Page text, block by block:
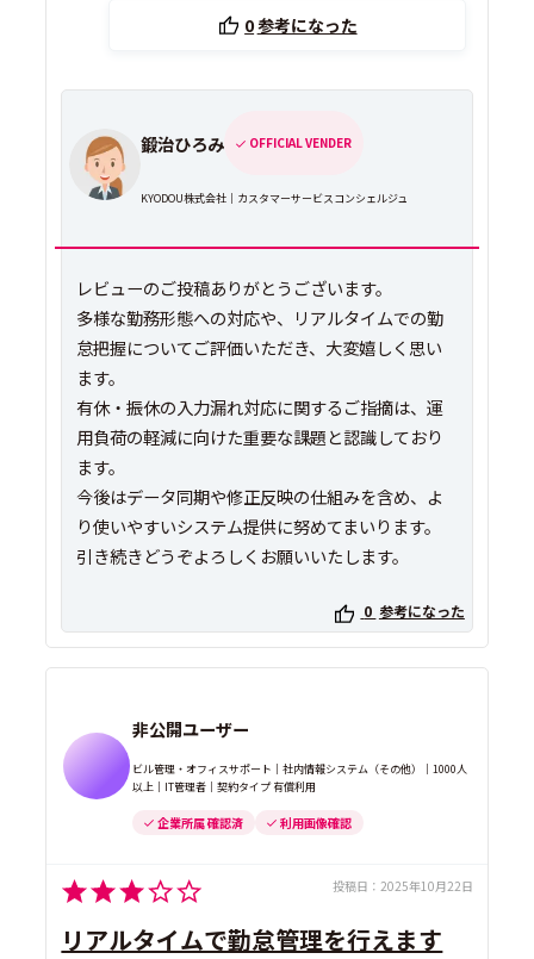
0参考になった
鍛治ひろみ OFFICIAL VENDER
KYODOU株式会社｜カスタマーサービスコンシェルジュ
レビューのご投稿ありがとうございます。
多様な勤務形態への対応や、リアルタイムでの勤
怠把握についてご評価いただき、大変嬉しく思い
ます。
有休・振休の入力漏れ対応に関するご指摘は、運
用負荷の軽減に向けた重要な課題と認識しており
ます。
今後はデータ同期や修正反映の仕組みを含め、よ
り使いやすいシステム提供に努めてまいります。
引き続きどうぞよろしくお願いいたします。
0 参考になった
非公開ユーザー
ビル管理・オフィスサポート｜社内情報システム（その他）｜1000人
以上｜IT管理者｜契約タイプ 有償利用
企業所属 確認済 利用画像確認
投稿日： 2025年10月22日
リアルタイムで勤怠管理を行えます